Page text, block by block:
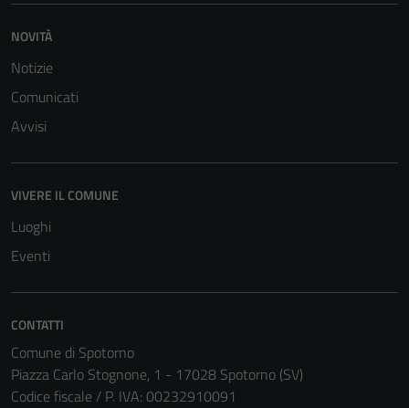
NOVITÀ
Notizie
Comunicati
Avvisi
VIVERE IL COMUNE
Luoghi
Eventi
CONTATTI
Comune di Spotorno
Piazza Carlo Stognone, 1 - 17028 Spotorno (SV)
Codice fiscale / P. IVA: 00232910091
possono